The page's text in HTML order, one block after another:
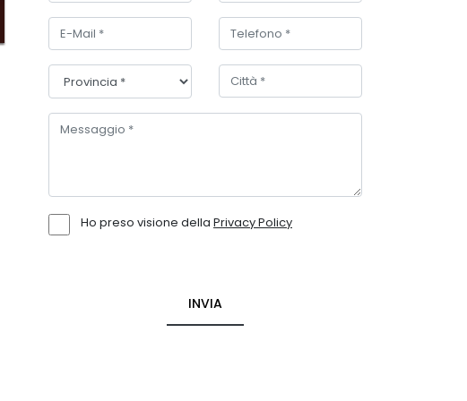
Ho preso visione della Privacy Policy
INVIA